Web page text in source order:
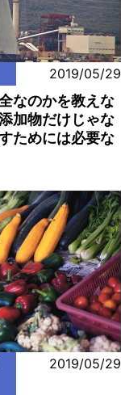
2019/05/29
なのかを教えな
加物だけじゃな
ためには必要な
2019/05/29